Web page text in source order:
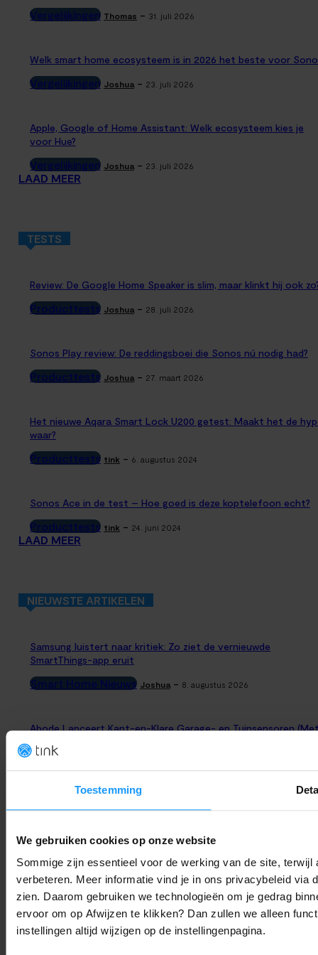
Toestemming
We gebruiken cookies op onze website
Sommige zijn essentieel voor de werking van de site,
verbeteren. Meer informatie vind je in ons privacybeleid via
zien. Daarom gebruiken we technologieën om je gedrag
ervoor om op Afwijzen te klikken? Dan zullen we alleen
instellingen altijd wijzigen op de instellingenpagina.
Vergelijkingen Thomas - 31. juli 2026
Welk smart home ecosysteem is in 2026 het beste voor
Vergelijkingen Joshua - 23. juli 2026
Apple, Google of Home Assistant: Welk ecosysteem kies je
voor Hue?
Vergelijkingen Joshua - 23. juli 2026
LAAD MEER
TESTS
Review: De Google Home Speaker is slim, maar klinkt hij ook
Producttests Joshua - 28. juli 2026
Sonos Play review: De reddingsboei die Sonos nú nodig had?
Producttests Joshua - 27. maart 2026
Het nieuwe Aqara Smart Lock U200 getest: Maakt het de
waar?
Producttests tink - 6. augustus 2024
Sonos Ace in de test – Hoe goed is deze koptelefoon echt?
Producttests tink - 24. juni 2024
LAAD MEER
NIEUWSTE ARTIKELEN
Samsung luistert naar kritiek: Zo ziet de vernieuwde
SmartThings-app eruit
Smart Home Nieuws Joshua - 8. augustus 2026
Abode Lanceert Kant-en-Klare Garage- en Tuinsensoren
OpenAI stopt Astra vanwege hackgevaar: Is ‘alles in de cloud’
Trends & Technologie Joshua - 8. augustus 2026
Bijna 6 op de 10 huizen slim in 2029: Dit zijn de smart home
trends voor 2026
Trends & Technologie Joshua - 8. augustus 2026